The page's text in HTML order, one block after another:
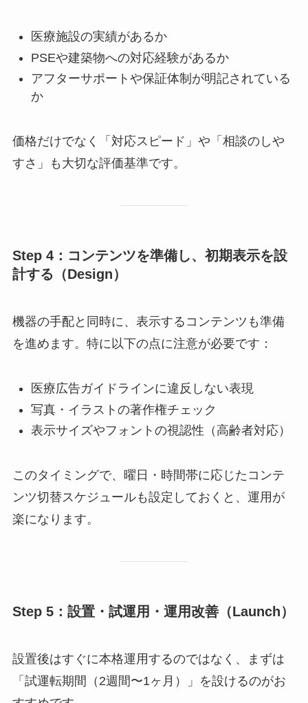
医療施設の実績があるか
PSEや建築物への対応経験があるか
アフターサポートや保証体制が明記されている
か
価格だけでなく「対応スピード」や「相談のしや
すさ」も大切な評価基準です。
Step 4：コンテンツを準備し、初期表示を設
計する（Design）
機器の手配と同時に、表示するコンテンツも準備
を進めます。特に以下の点に注意が必要です：
医療広告ガイドラインに違反しない表現
写真・イラストの著作権チェック
表示サイズやフォントの視認性（高齢者対応）
このタイミングで、曜日・時間帯に応じたコンテ
ンツ切替スケジュールも設定しておくと、運用が
楽になります。
Step 5：設置・試運用・運用改善（Launch）
設置後はすぐに本格運用するのではなく、まずは
「試運転期間（2週間〜1ヶ月）」を設けるのがお